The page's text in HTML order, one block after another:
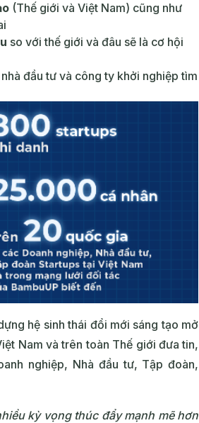
(Thế giới và Việt Nam) cũng như
so với thế giới và đâu sẽ là cơ hội
đầu tư và công ty khởi nghiệp tìm
hệ sinh thái đổi mới sáng tạo mở
Nam và trên toàn Thế giới đưa tin,
nghiệp, Nhà đầu tư, Tập đoàn,
kỳ vọng thúc đẩy mạnh mẽ hơn